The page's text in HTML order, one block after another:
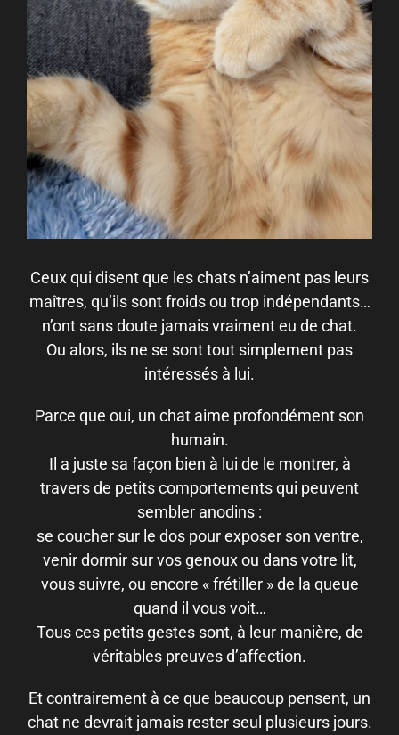
Ceux qui disent que les chats n’aiment pas leurs
maîtres, qu’ils sont froids ou trop indépendants…
n’ont sans doute jamais vraiment eu de chat.
Ou alors, ils ne se sont tout simplement pas
intéressés à lui.
Parce que oui, un chat aime profondément son
humain.
Il a juste sa façon bien à lui de le montrer, à
travers de petits comportements qui peuvent
sembler anodins :
se coucher sur le dos pour exposer son ventre,
venir dormir sur vos genoux ou dans votre lit,
vous suivre, ou encore « frétiller » de la queue
quand il vous voit…
Tous ces petits gestes sont, à leur manière, de
véritables preuves d’affection.
Et contrairement à ce que beaucoup pensent, un
chat ne devrait jamais rester seul plusieurs jours.